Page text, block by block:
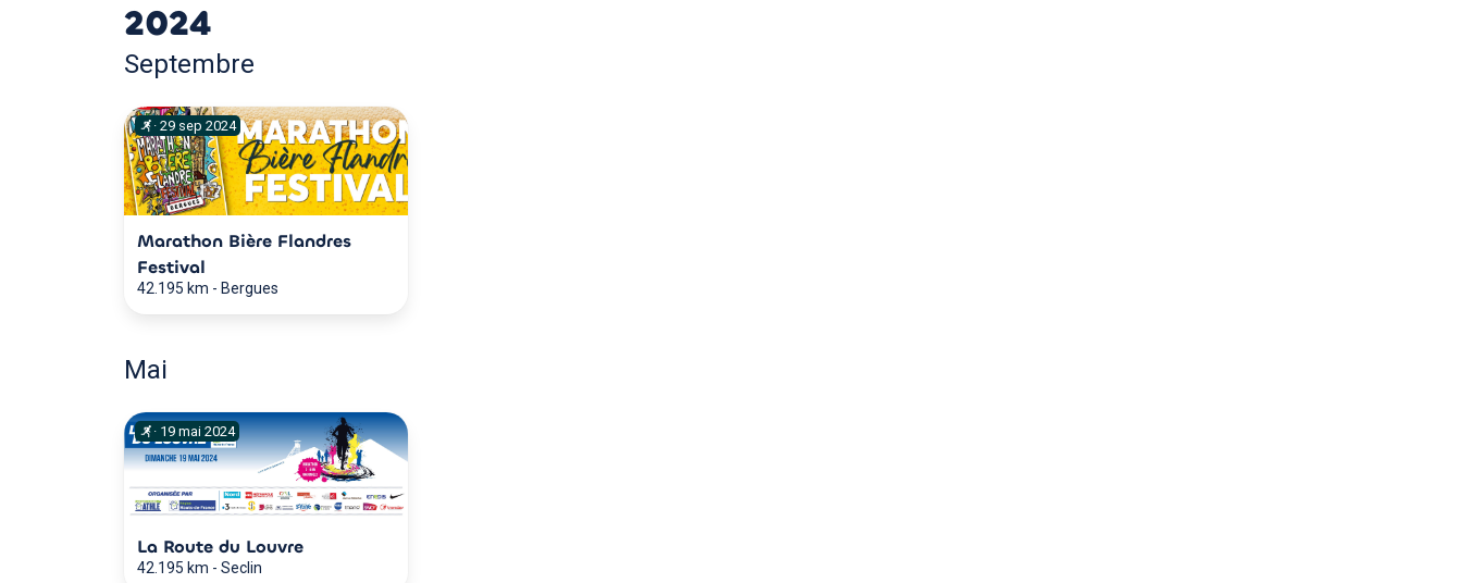
2024
Septembre
· 29 sep 2024
Marathon Bière Flandres
Festival
42.195 km - Bergues
Mai
· 19 mai 2024
La Route du Louvre
42.195 km - Seclin